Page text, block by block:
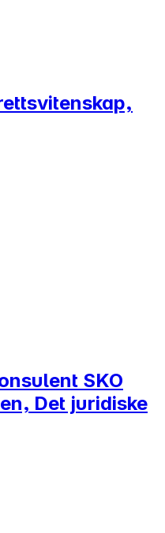
SKO
Det juridiske